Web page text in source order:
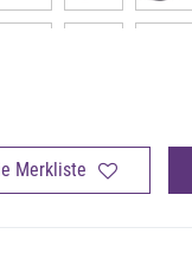
Merkliste